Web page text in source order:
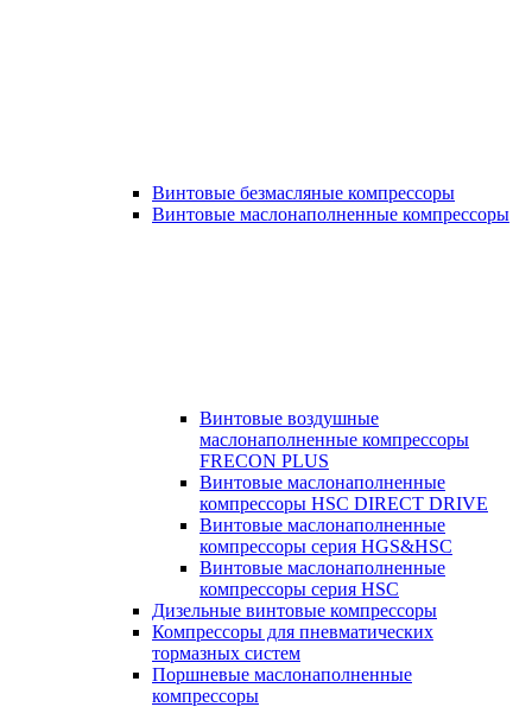
Винтовые безмасляные компрессоры
Винтовые маслонаполненные компрессоры
Винтовые воздушные
маслонаполненные компрессоры
FRECON PLUS
Винтовые маслонаполненные
компрессоры HSC DIRECT DRIVE
Винтовые маслонаполненные
компрессоры серия HGS&HSC
Винтовые маслонаполненные
компрессоры серия HSC
Дизельные винтовые компрессоры
Компрессоры для пневматических
тормазных систем
Поршневые маслонаполненные
компрессоры